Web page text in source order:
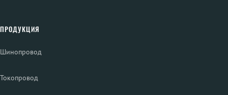
ПРОДУКЦИЯ
Шинопровод
Токопровод